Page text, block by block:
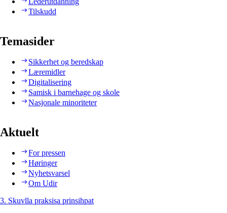
Tilskudd
Temasider
Sikkerhet og beredskap
Læremidler
Digitalisering
Samisk i barnehage og skole
Nasjonale minoriteter
Aktuelt
For pressen
Høringer
Nyhetsvarsel
Om Udir
3. Skuvlla praksisa prinsihpat